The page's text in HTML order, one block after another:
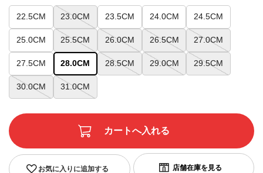
22.5CM 23.0CM 23.5CM 24.0CM 24.5CM
25.0CM 25.5CM 26.0CM 26.5CM 27.0CM
27.5CM 28.0CM 28.5CM 29.0CM 29.5CM
30.0CM 31.0CM
お気に入りに追加する